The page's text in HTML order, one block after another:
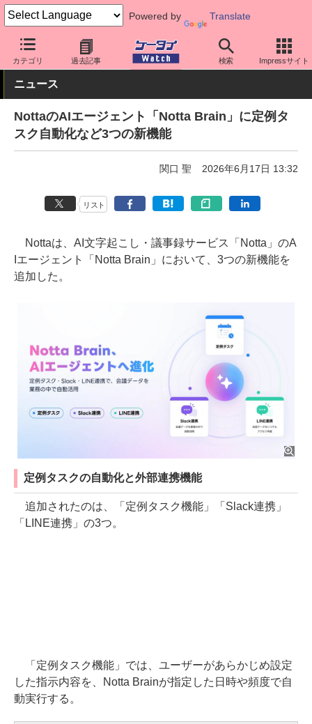
Powered by Translate
カテゴリ 過去記事 検索 Impressサイト
ケータイ Watch アプリ・サービス AI
ニュース
NottaのAIエージェント「Notta Brain」に定例タ
スク自動化など3つの新機能
関口 聖 2026年6月17日 13:32
リスト
Nottaは、AI文字起こし・議事録サービス「Notta」のA
Iエージェント「Notta Brain」において、3つの新機能を
追加した。
定例タスクの自動化と外部連携機能
追加されたのは、「定例タスク機能」「Slack連携」
「LINE連携」の3つ。
「定例タスク機能」では、ユーザーがあらかじめ設定
した指示内容を、Notta Brainが指定した日時や頻度で自
動実行する。